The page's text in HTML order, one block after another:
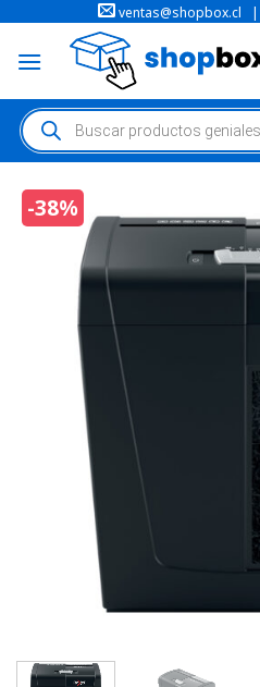
ventas@shopbox.cl |
-38%